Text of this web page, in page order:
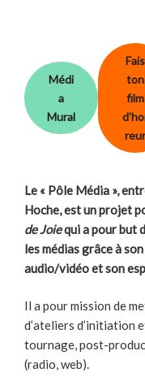
Médi
a
Mural
Fais
ton
film
Le « Pôle Média »,
Hoche, est un projet
de Joiequi a pour but
les médias grâce à
audio/vidéo et son
Il a pour mission de
d’ateliers d’initiation
tournage, post-
(radio, web).